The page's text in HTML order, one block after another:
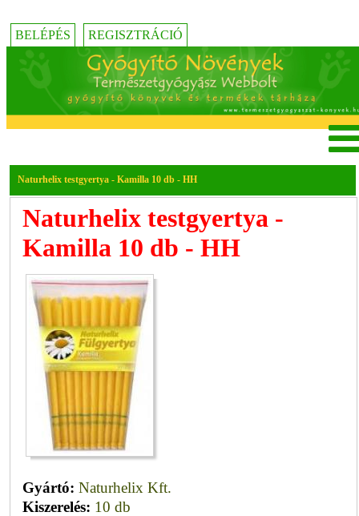
BELÉPÉS REGISZTRÁCIÓ
Naturhelix testgyertya - Kamilla 10 db - HH
Naturhelix testgyertya -
Kamilla 10 db - HH
Gyártó: Naturhelix Kft.
Kiszerelés: 10 db